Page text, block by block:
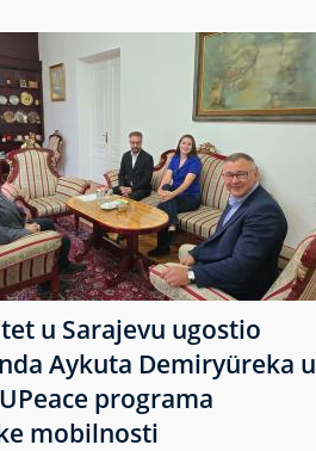
u Sarajevu ugostio
Aykuta Demiryüreka u
programa
mobilnosti